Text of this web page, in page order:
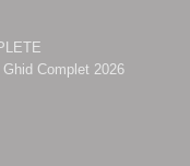
Complet 2026